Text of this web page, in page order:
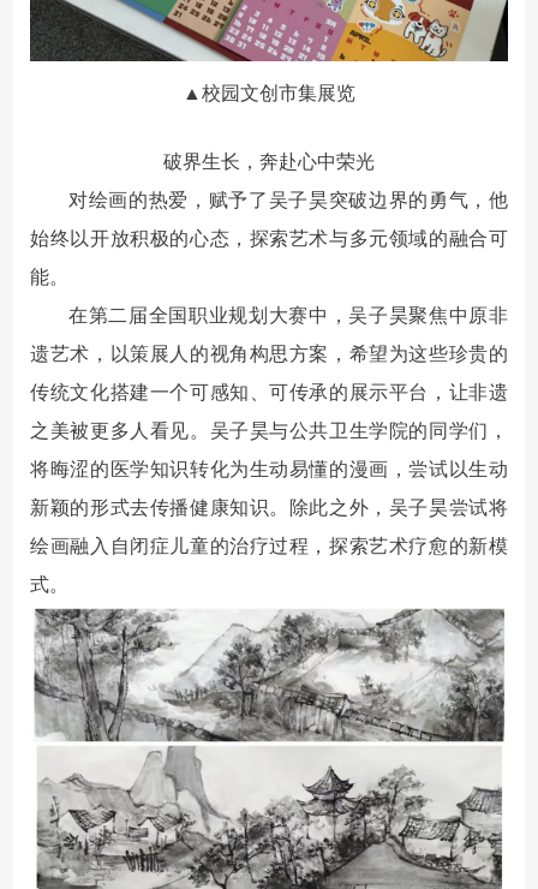
▲校园文创市集展览
破界生长，奔赴心中荣光
对绘画的热爱，赋予了吴子昊突破边界的勇气，他
始终以开放积极的心态， 探索艺术与多元领域的融合可
能。
在第二届全国职业规划大赛中 ，吴子昊聚焦中原非
遗艺术，以策展人的视角构思方案，希望为这些珍贵的
传统文化搭建一个可感知、可传承的展示平台，让非遗
之美被更多人看见。吴子昊与公共卫生学院的同学们 ，
将晦涩的医学知识转化为生动易懂的漫画，尝试以生动
新颖的形式去传播健康知识。除此之外，吴子昊尝试将
绘画融入自闭症儿童的治疗过程，探索艺术疗愈的新模
式。